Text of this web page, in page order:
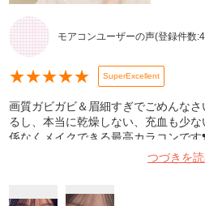
モアコンユーザーの声(登録件数:4
★★★★★ SuperExcellent
画質ガビガビ＆眉細すぎでごめんな
るし、本当に乾燥しない、充血も少
係なくメイクできる最高カラコンで
（遠くからの集合写真）でものっぺ
のインスタエフェクト、右は室内画
もほちゃんに激感謝🥹
つづきを